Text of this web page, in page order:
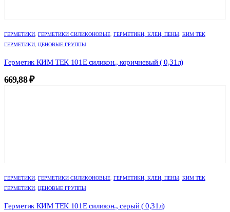
ГЕРМЕТИКИ ГЕРМЕТИКИ СИЛИКОНОВЫЕ ГЕРМЕТИКИ, КЛЕИ, ПЕНЫ КИМ ТЕК
ГЕРМЕТИКИ ЦЕНОВЫЕ ГРУППЫ
Герметик КИМ ТЕК 101Е силикон., коричневый ( 0,31л)
669,88₽
ГЕРМЕТИКИ ГЕРМЕТИКИ СИЛИКОНОВЫЕ ГЕРМЕТИКИ, КЛЕИ, ПЕНЫ КИМ ТЕК
ГЕРМЕТИКИ ЦЕНОВЫЕ ГРУППЫ
Герметик КИМ ТЕК 101Е силикон., серый ( 0,31л)